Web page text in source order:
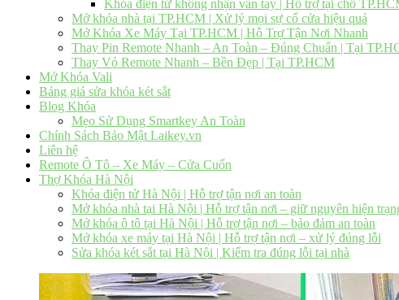
Khóa điện tử không nhận vân tay | Hỗ trợ tại chỗ
Mở khóa nhà tại TP.HCM | Xử lý mọi sự cố cửa hiệu quả
Mở Khóa Xe Máy Tại TP.HCM | Hỗ Trợ Tận Nơi Nhanh
Thay Pin Remote Nhanh – An Toàn – Đúng Chuẩn | Tại
Thay Vỏ Remote Nhanh – Bền Đẹp | Tại TP.HCM
Mở Khóa Vali
Bảng giá sửa khóa két sắt
Blog Khóa
Mẹo Sử Dụng Smartkey An Toàn
Chính Sách Bảo Mật Laikey.vn
Liên hệ
Remote Ô Tô – Xe Máy – Cửa Cuốn
Thợ Khóa Hà Nội
Khóa điện tử Hà Nội | Hỗ trợ tận nơi an toàn
Mở khóa nhà tại Hà Nội | Hỗ trợ tận nơi – giữ nguyên hiện
Mở khóa ô tô tại Hà Nội | Hỗ trợ tận nơi – bảo đảm an toàn
Mở khóa xe máy tại Hà Nội | Hỗ trợ tận nơi – xử lý đúng lỗi
Sửa khóa két sắt tại Hà Nội | Kiểm tra đúng lỗi tại nhà